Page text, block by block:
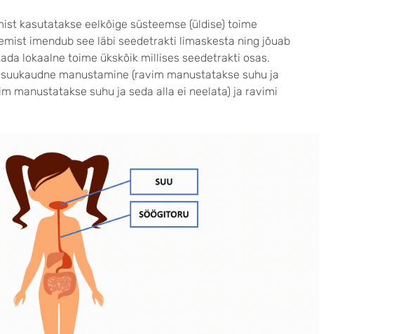
kasutatakse eelkõige süsteemse (üldise) toime
imendub see läbi seedetrakti limaskesta ning jõuab
lokaalne toime ükskõik millises seedetrakti osas.
manustamine (ravim manustatakse suhu ja
manustatakse suhu ja seda alla ei neelata) ja ravimi